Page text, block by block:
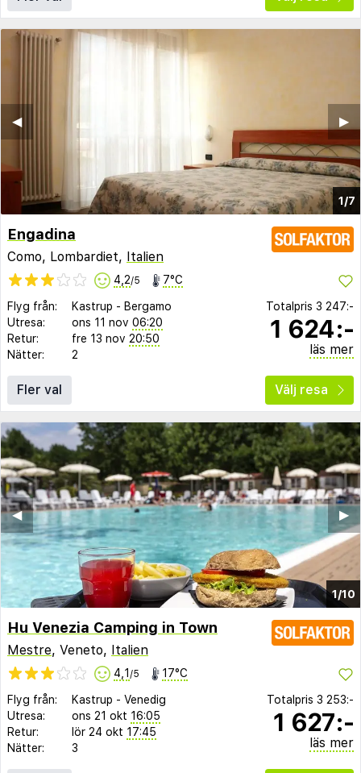
1/7
▶︎
◀︎
Engadina
Como, Lombardiet, Italien
4,2/5 7°C
Flyg från: Kastrup - Bergamo
Utresa:
ons 11 nov 06:20
Retur:
fre 13 nov 20:50
Nätter:
2
Totalpris 3 247:-
1 624:-
läs mer
Fler val Välj resa
1/10
▶︎
◀︎
Hu Venezia Camping in Town
Mestre, Veneto, Italien
4,1 /5 17°C
Flyg från: Kastrup - Venedig
Utresa:
ons 21 okt 16:05
Retur:
lör 24 okt 17:45
Nätter:
3
Totalpris 3 253:-
1 627:-
läs mer